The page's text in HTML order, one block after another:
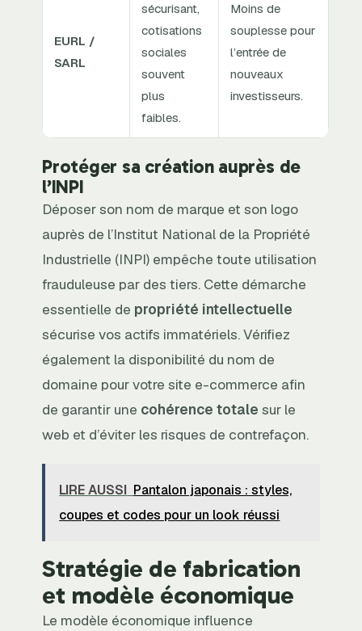
EURL /
SARL
sécurisant,
cotisations
sociales
souvent
plus
faibles.
Moins de
souplesse pour
l’entrée de
nouveaux
investisseurs.
Protéger sa création auprès de
l’INPI
Déposer son nom de marque et son logo
auprès de l’Institut National de la Propriété
Industrielle (INPI) empêche toute utilisation
frauduleuse par des tiers. Cette démarche
essentielle de propriété intellectuelle
sécurise vos actifs immatériels. Vérifiez
également la disponibilité du nom de
domaine pour votre site e-commerce afin
de garantir une cohérence totale sur le
web et d’éviter les risques de contrefaçon.
LIRE AUSSI Pantalon japonais : styles,
coupes et codes pour un look réussi
Stratégie de fabrication
et modèle économique
Le modèle économique influence